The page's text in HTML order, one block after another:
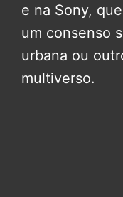
e na Sony,
um consenso
urbana ou
multiverso.